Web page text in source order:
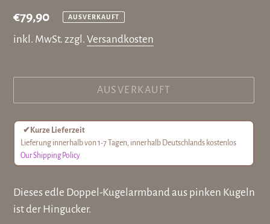
Normaler
Preis
€79,90 AUSVERKAUFT
inkl. MwSt. zzgl. Versandkosten
AUSVERKAUFT
✔ Kurze Lieferzeit
Lieferung innerhalb von 1-7 Tagen, innerhalb Deutschlands kostenlos
Our Shipping Policy
wird
zum
Dieses edle Doppel-Kugelarmband aus pinken Kugeln
ist der Hingucker.